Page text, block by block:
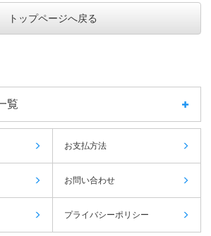
トップページへ戻る
覧
お支払方法
お問い合わせ
プライバシーポリシー